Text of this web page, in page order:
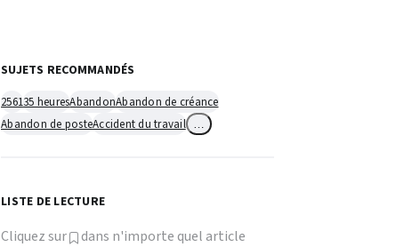
SUJETS RECOMMANDÉS
256135 heuresAbandonAbandon de créance
Abandon de posteAccident du travail
LISTE DE LECTURE
Cliquez sur
dans n'importe quel article